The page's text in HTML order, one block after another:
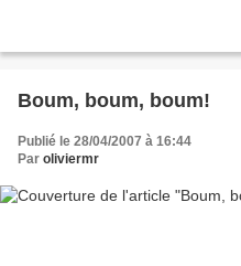
Boum, boum, boum!
Publié le 28/04/2007 à 16:44
Par oliviermr